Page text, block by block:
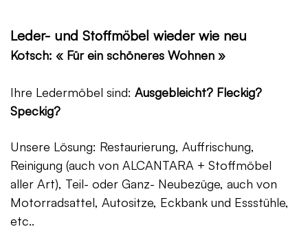
Leder- und Stoffmöbel wieder wie neu
Kotsch: « Für ein schöneres Wohnen »
Ihre Ledermöbel sind: Ausgebleicht? Fleckig?
Speckig?
Unsere Lösung: Restaurierung, Auffrischung,
Reinigung (auch von ALCANTARA + Stoffmöbel
aller Art), Teil- oder Ganz- Neubezüge, auch von
Motorradsattel, Autositze, Eckbank und Essstühle,
etc..